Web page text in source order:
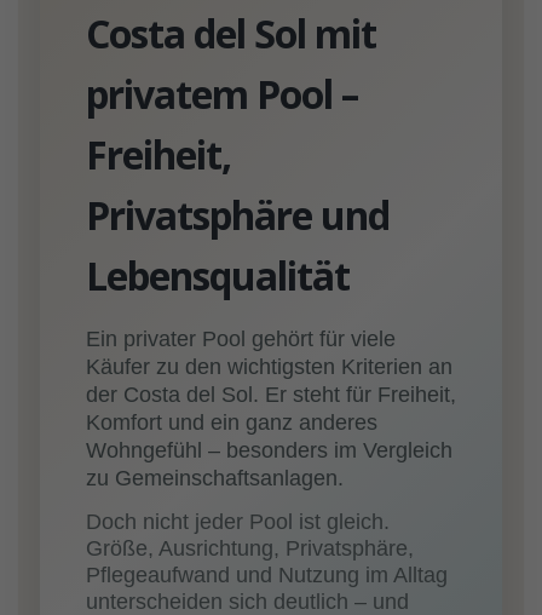
Costa del Sol mit
privatem Pool –
Freiheit,
Privatsphäre und
Lebensqualität
Ein privater Pool gehört für viele
Käufer zu den wichtigsten Kriterien an
der Costa del Sol. Er steht für Freiheit,
Komfort und ein ganz anderes
Wohngefühl – besonders im Vergleich
zu Gemeinschaftsanlagen.
Doch nicht jeder Pool ist gleich.
Größe, Ausrichtung, Privatsphäre,
Pflegeaufwand und Nutzung im Alltag
unterscheiden sich deutlich – und